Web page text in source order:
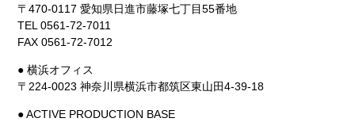
〒470-0117 愛知県日進市藤塚七丁目55番地
TEL 0561-72-7011
FAX 0561-72-7012
● 横浜オフィス
〒224-0023 神奈川県横浜市都筑区東山田4-39-18
● ACTIVE PRODUCTION BASE